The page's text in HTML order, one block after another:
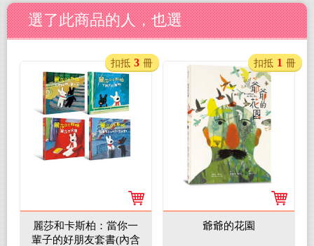
選了此商品的人，也選
麗莎和卡斯柏：當你一
輩子的好朋友套書(內含
扣抵 3 冊
爺爺的花園
扣抵 1 冊